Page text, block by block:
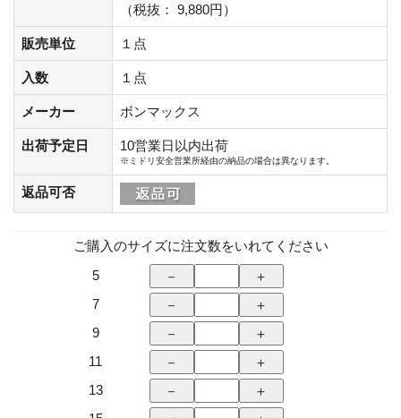
（税抜： 9,880円）
販売単位 １点
入数 １点
メーカー ボンマックス
出荷予定日 10営業日以内出荷
※ミドリ安全営業所経由の納品の場合は異なります。
返品可否
ご購入のサイズに注文数をいれてください
5
7
9
11
13